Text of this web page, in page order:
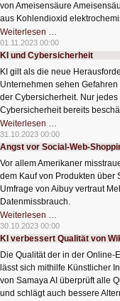
von Ameisensäure
aus Kohlendioxid
Weiterlesen …
Hybridbatterie
01.11.2023 00:00
KI und Cybersicherheit
KI gilt als die neue
Unternehmen sehen
der Cybersicherheit. Nur
Cybersicherheit bereits
Weiterlesen …
und
Cybersicherheit
31.10.2023 00:00
Angst vor Social-Web-
Vor allem Amerikaner
dem Kauf von Produkten über
Umfrage von Aibuy vertraut
Datenmissbrauch.
Weiterlesen …
vor
Social-
Web-
30.10.2023 00:00
KI verbessert Qualität von
Die Qualität der in der
lässt sich mithilfe Künstlicher
von Samaya AI überprüft alle
und schlägt auch bessere